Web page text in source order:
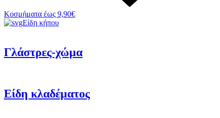
Κοσμήματα έως 9,90€
Είδη κήπου
Γλάστρες-χώμα
Είδη κλαδέματος